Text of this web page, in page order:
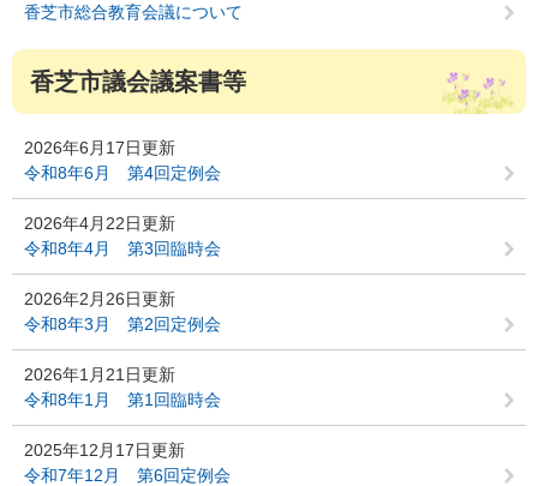
香芝市総合教育会議について
香芝市議会議案書等
2026年6月17日更新
令和8年6月 第4回定例会
2026年4月22日更新
令和8年4月 第3回臨時会
2026年2月26日更新
令和8年3月 第2回定例会
2026年1月21日更新
令和8年1月 第1回臨時会
2025年12月17日更新
令和7年12月 第6回定例会